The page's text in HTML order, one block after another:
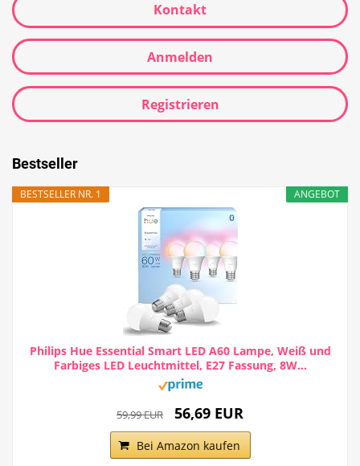
Kontakt
Anmelden
Registrieren
Bestseller
ANGEBOT
BESTSELLER NR. 1
Philips Hue Essential Smart LED A60 Lampe, Weiß und
Farbiges LED Leuchtmittel, E27 Fassung, 8W...
59,99 EUR 56,69 EUR
Bei Amazon kaufen